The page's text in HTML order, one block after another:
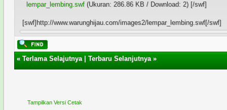
lempar_lembing.swf (Ukuran: 286.86 KB / Download: 2) [/swf]
[swf]http://www.warunghijau.com/images2/lempar_lembing.swf[/swf]
«Terlama Selajutnya|Terbaru Selanjutnya»
Tampilkan Versi Cetak